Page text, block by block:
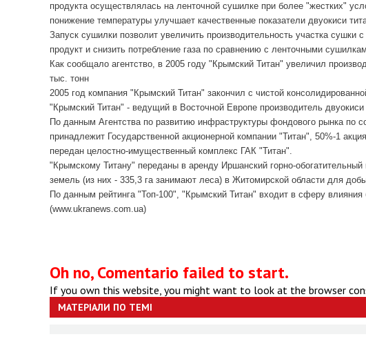
продукта осуществлялась на ленточной сушилке при более "жестких"
понижение температуры улучшает качественные показатели двуокиси
Запуск сушилки позволит увеличить производительность участка сушки
продукт и снизить потребление газа по сравнению с ленточными
Как сообщало агентство, в 2005 году "Крымский Титан" увеличил
тыс. тонн
2005 год компания "Крымский Титан" закончил с чистой
"Крымский Титан" - ведущий в Восточной Европе производитель двуокиси
По данным Агентства по развитию инфраструктуры фондового рынка по
принадлежит Государственной акционерной компании "Титан", 50%-1
передан целостно-имущественный комплекс ГАК "Титан".
"Крымскому Титану" переданы в аренду Иршанский горно-
земель (из них - 335,3 га занимают леса) в Житомирской области для
По данным рейтинга "Топ-100", "Крымский Титан" входит в сферу
(www.ukranews.com.ua)
Oh no, Comentario failed to start.
If you own this website, you might want to look at the browser
МАТЕРІАЛИ ПО ТЕМІ